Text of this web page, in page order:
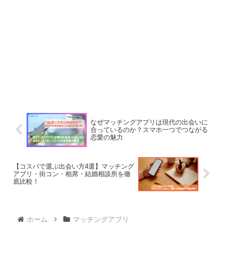
なぜマッチングアプリは現代の出会いに
合っているのか？スマホ一つでつながる
恋愛の魅力
【コスパで選ぶ出会い方4選】マッチング
アプリ・街コン・相席・結婚相談所を徹
底比較！
ホーム マッチングアプリ